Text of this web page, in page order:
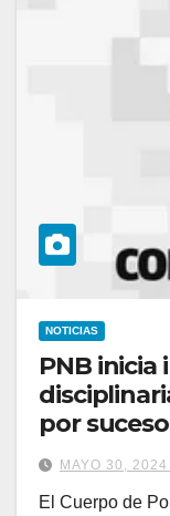
NOTICIAS
PNB inicia
por
MAYO 30, 2024
El Cuerpo de